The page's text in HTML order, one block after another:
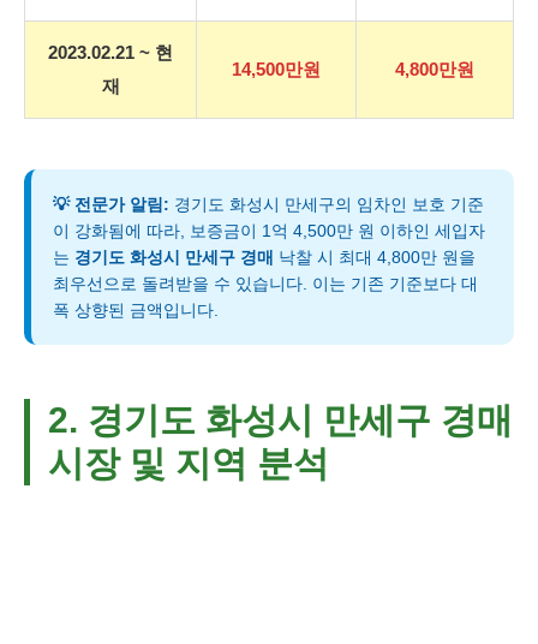
2023.02.21 ~ 현
재
14,500만원 4,800만원
💡 전문가 알림: 경기도 화성시 만세구의 임차인 보호 기준
이 강화됨에 따라, 보증금이 1억 4,500만 원 이하인 세입자
는 경기도 화성시 만세구 경매 낙찰 시 최대 4,800만 원을
최우선으로 돌려받을 수 있습니다. 이는 기존 기준보다 대
폭 상향된 금액입니다.
2. 경기도 화성시 만세구 경매
시장 및 지역 분석